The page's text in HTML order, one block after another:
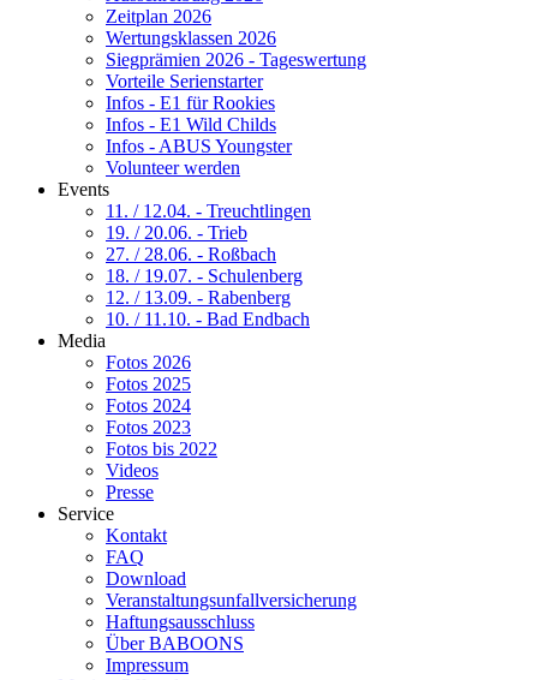
Zeitplan 2026
Wertungsklassen 2026
Siegprämien 2026 - Tageswertung
Vorteile Serienstarter
Infos - E1 für Rookies
Infos - E1 Wild Childs
Infos - ABUS Youngster
Volunteer werden
Events
11. / 12.04. - Treuchtlingen
19. / 20.06. - Trieb
27. / 28.06. - Roßbach
18. / 19.07. - Schulenberg
12. / 13.09. - Rabenberg
10. / 11.10. - Bad Endbach
Media
Fotos 2026
Fotos 2025
Fotos 2024
Fotos 2023
Fotos bis 2022
Videos
Presse
Service
Kontakt
FAQ
Download
Veranstaltungsunfallversicherung
Haftungsausschluss
Über BABOONS
Impressum